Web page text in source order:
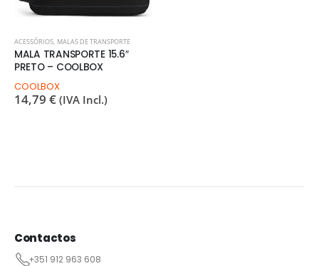
ACESSÓRIOS, MALAS DE TRANSPORTE
MALA TRANSPORTE 15.6″
PRETO – COOLBOX
COOLBOX
14,79 € (IVA Incl.)
Contactos
+351 912 963 608